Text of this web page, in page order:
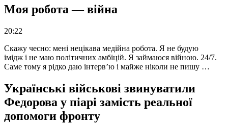
Моя робота — війна
20:22
Скажу чесно: мені нецікава медійна робота. Я не будую
імідж і не маю політичних амбіцій. Я займаюся війною. 24/7.
Саме тому я рідко даю інтерв’ю і майже ніколи не пишу …
Українські військові звинуватили
Федорова у піарі замість реальної
допомоги фронту